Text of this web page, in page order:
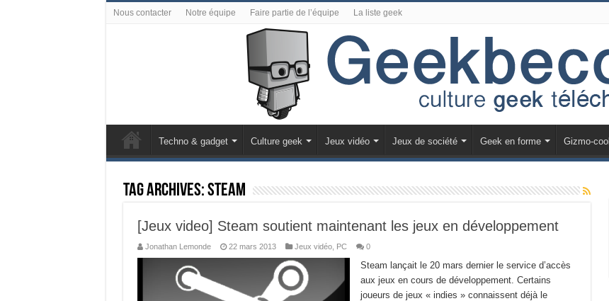
Nous contacter Notre équipe Faire partie de l’équipe La liste geek
Techno & gadget Culture geek Jeux vidéo Jeux de société Geek en forme Gizmo-cool
Tag Archives:Steam
[Jeux video] Steam soutient maintenant les jeux en développement
Jonathan Lemonde 22 mars 2013 Jeux vidéo, PC 0
Steam lançait le 20 mars dernier le service d’accès
aux jeux en cours de développement. Certains
joueurs de jeux « indies » connaissent déjà le